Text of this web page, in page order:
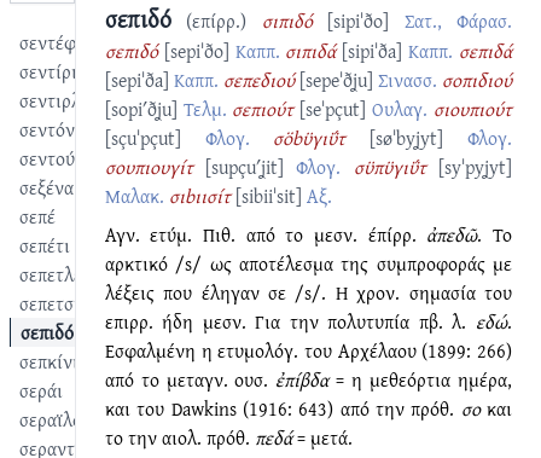
σεντέφι
σεντίρι
σεντιρλίκι
σεντόνι
σεντούκι
σεξένα
σεπέ
σεπέτι
σεπετλετίζω
σεπετσής
σεπιδό
σεπκίνι
σεράι
σεραϊλού
σεραντζάνος
σεπιδό (επίρρ.) σιπιδό [sipiˈðo] Σατ., Φάρασ.
σεπιδό [sepiˈðo] Καππ. σιπιδά [sipiˈða] Καππ. σεπιδά
[sepiˈða] Καππ. σεπεδιού [sepeˈðʝu] Σινασσ. σοπιδιού
[sopiʹðʝu] Τελμ. σεπιούτ [seˈpçut] Ουλαγ. σιουπιούτ
[sçuˈpçut]
Φλογ. σӧbϋγιΰτ [søˈbyʝyt]
Φλογ.
σουπιουγίτ [supçuʹʝit] Φλογ. σϋπϋγιΰτ [syˈpyʝyt]
Μαλακ. σιbιισίτ [sibiiˈsit] Αξ.
Αγν. ετύμ. Πιθ. από το μεσν. έπίρρ. ἀπεδῶ. Το
αρκτικό /s/ ως αποτέλεσμα της συμπροφοράς με
λέξεις που έληγαν σε /s/. Η χρον. σημασία του
επιρρ. ήδη μεσν. Για την πολυτυπία πβ. λ. εδώ.
Εσφαλμένη η ετυμολόγ. του Αρχέλαου (1899: 266)
από το μεταγν. ουσ. ἐπίβδα= η μεθεόρτια ημέρα,
και του Dawkins (1916: 643) από την πρόθ. σοκαι
το την αιολ. πρόθ. πεδά= μετά.